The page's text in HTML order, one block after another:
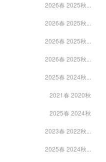
2026春 2025秋...
2026春 2025秋...
2026春 2025秋...
2026春 2025秋...
2025春 2024秋...
2021春 2020秋
2025春 2024秋
2023春 2022秋...
2025春 2024秋...